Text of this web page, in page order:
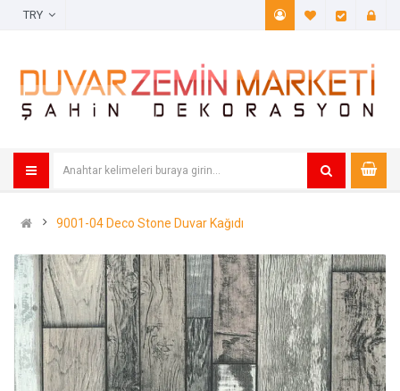
A. Listem
9001-04 Deco Stone Duvar Kağıdı